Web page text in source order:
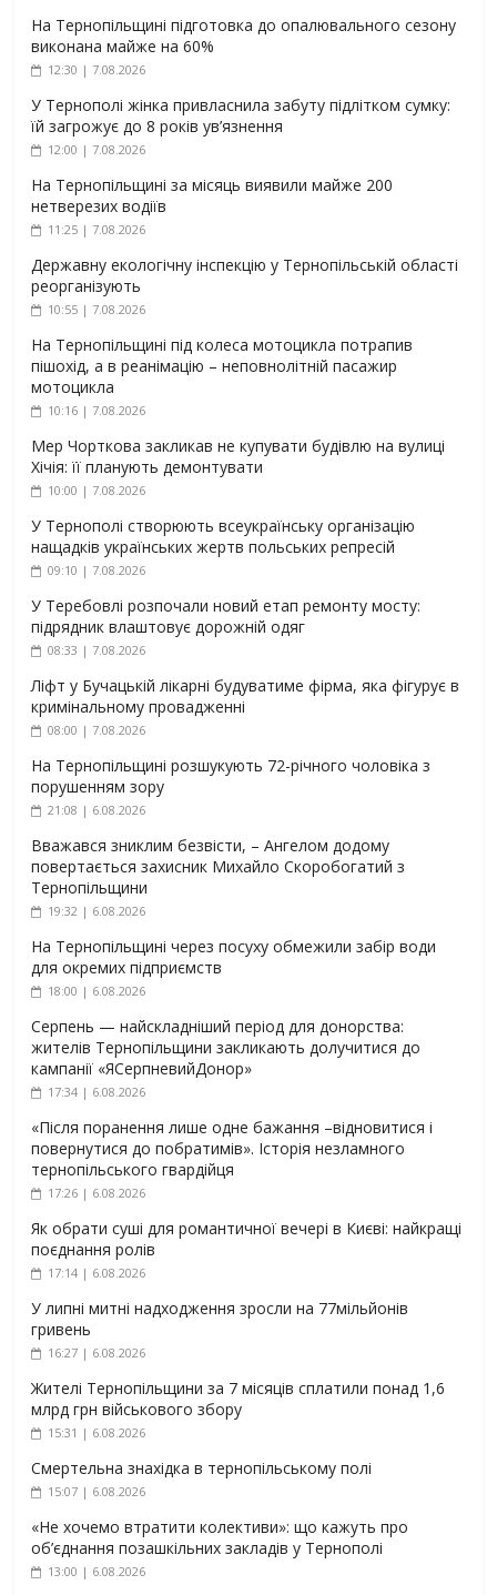
На Тернопільщині підготовка до опалювального сезону
виконана майже на 60%
12:30 | 7.08.2026
У Тернополі жінка привласнила забуту підлітком сумку:
їй загрожує до 8 років ув’язнення
12:00 | 7.08.2026
На Тернопільщині за місяць виявили майже 200
нетверезих водіїв
11:25 | 7.08.2026
Державну екологічну інспекцію у Тернопільській області
реорганізують
10:55 | 7.08.2026
На Тернопільщині під колеса мотоцикла потрапив
пішохід, а в реанімацію – неповнолітній пасажир
мотоцикла
10:16 | 7.08.2026
Мер Чорткова закликав не купувати будівлю на вулиці
Хічія: її планують демонтувати
10:00 | 7.08.2026
У Тернополі створюють всеукраїнську організацію
нащадків українських жертв польських репресій
09:10 | 7.08.2026
У Теребовлі розпочали новий етап ремонту мосту:
підрядник влаштовує дорожній одяг
08:33 | 7.08.2026
Ліфт у Бучацькій лікарні будуватиме фірма, яка фігурує в
кримінальному провадженні
08:00 | 7.08.2026
На Тернопільщині розшукують 72-річного чоловіка з
порушенням зору
21:08 | 6.08.2026
Вважався зниклим безвісти, – Ангелом додому
повертається захисник Михайло Скоробогатий з
Тернопільщини
19:32 | 6.08.2026
На Тернопільщині через посуху обмежили забір води
для окремих підприємств
18:00 | 6.08.2026
Серпень — найскладніший період для донорства:
жителів Тернопільщини закликають долучитися до
кампанії «ЯСерпневийДонор»
17:34 | 6.08.2026
«Після поранення лише одне бажання –відновитися і
повернутися до побратимів». Історія незламного
тернопільського гвардійця
17:26 | 6.08.2026
Як обрати суші для романтичної вечері в Києві: найкращі
поєднання ролів
17:14 | 6.08.2026
У липні митні надходження зросли на 77мільйонів
гривень
16:27 | 6.08.2026
Жителі Тернопільщини за 7 місяців сплатили понад 1,6
млрд грн військового збору
15:31 | 6.08.2026
Смертельна знахідка в тернопільському полі
15:07 | 6.08.2026
«Не хочемо втратити колективи»: що кажуть про
об’єднання позашкільних закладів у Тернополі
13:00 | 6.08.2026